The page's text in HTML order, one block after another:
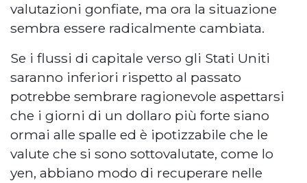
valutazioni gonfiate, ma ora la situazione
sembra essere radicalmente cambiata.
Se i flussi di capitale verso gli Stati Uniti
saranno inferiori rispetto al passato
potrebbe sembrare ragionevole aspettarsi
che i giorni di un dollaro più forte siano
ormai alle spalle ed è ipotizzabile che le
valute che si sono sottovalutate, come lo
yen, abbiano modo di recuperare nelle